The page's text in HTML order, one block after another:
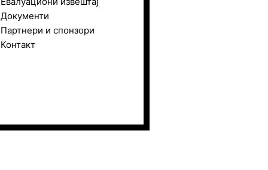
Документи
Партнери и спонзори
Контакт